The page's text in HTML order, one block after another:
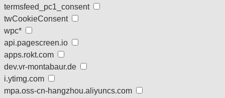
termsfeed_pc1_consent
twCookieConsent
wpc*
api.pagescreen.io
apps.rokt.com
dev.vr-montabaur.de
i.ytimg.com
mpa.oss-cn-hangzhou.aliyuncs.com